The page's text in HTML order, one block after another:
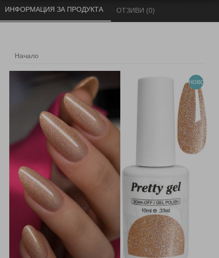
Начало
ИНФОРМАЦИЯ ЗА ПРОДУКТА ОТЗИВИ (0)
НОВО